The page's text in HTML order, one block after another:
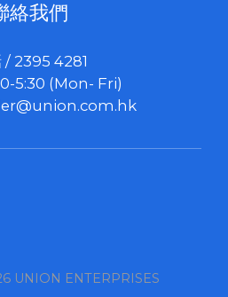
絡我們
/ 2395 4281
5:30 (Mon- Fri)
UNION ENTERPRISES